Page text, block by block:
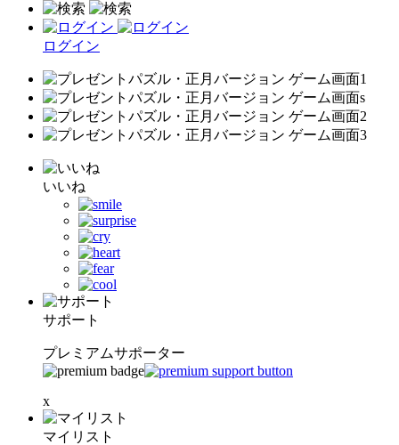
ログイン
いいね
サポート
プレミアムサポーター
x
マイリスト